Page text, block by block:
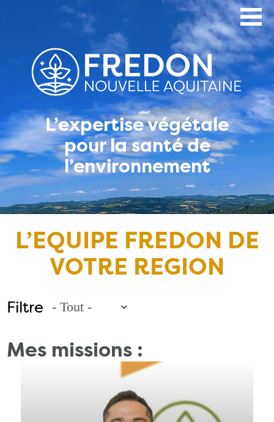
L’expertise végétale
pour la santé de
l’environnement
L’EQUIPE FREDON DE
VOTRE REGION
Filtre
Mes missions :